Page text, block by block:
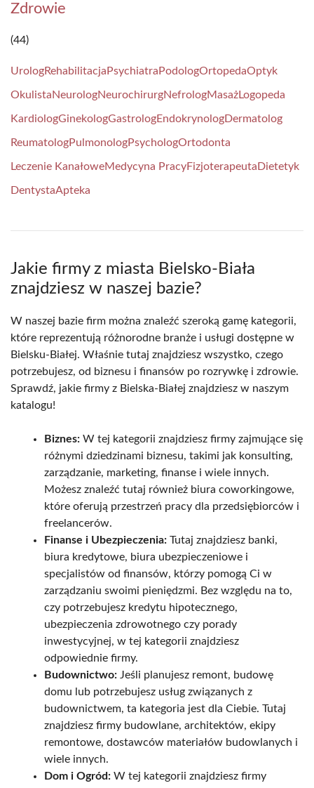
Zdrowie
(44)
UrologRehabilitacja Psychiatra PodologOrtopedaOptyk
OkulistaNeurologNeurochirurgNefrologMasażLogopeda
KardiologGinekologGastrologEndokrynologDermatolog
ReumatologPulmonologPsychologOrtodonta
Leczenie KanałoweMedycyna PracyFizjoterapeuta Dietetyk
DentystaApteka
Jakie firmy z miasta Bielsko-Biała
znajdziesz w naszej bazie?
W naszej bazie firm można znaleźć szeroką gamę kategorii,
które reprezentują różnorodne branże i usługi dostępne w
Bielsku-Białej. Właśnie tutaj znajdziesz wszystko, czego
potrzebujesz, od biznesu i finansów po rozrywkę i zdrowie.
Sprawdź, jakie firmy z Bielska-Białej znajdziesz w naszym
katalogu!
Biznes: W tej kategorii znajdziesz firmy zajmujące się
różnymi dziedzinami biznesu, takimi jak konsulting,
zarządzanie, marketing, finanse i wiele innych.
Możesz znaleźć tutaj również biura coworkingowe,
które oferują przestrzeń pracy dla przedsiębiorców i
freelancerów.
Finanse i Ubezpieczenia: Tutaj znajdziesz banki,
biura kredytowe, biura ubezpieczeniowe i
specjalistów od finansów, którzy pomogą Ci w
zarządzaniu swoimi pieniędzmi. Bez względu na to,
czy potrzebujesz kredytu hipotecznego,
ubezpieczenia zdrowotnego czy porady
inwestycyjnej, w tej kategorii znajdziesz
odpowiednie firmy.
Budownictwo: Jeśli planujesz remont, budowę
domu lub potrzebujesz usług związanych z
budownictwem, ta kategoria jest dla Ciebie. Tutaj
znajdziesz firmy budowlane, architektów, ekipy
remontowe, dostawców materiałów budowlanych i
wiele innych.
Dom i Ogród: W tej kategorii znajdziesz firmy